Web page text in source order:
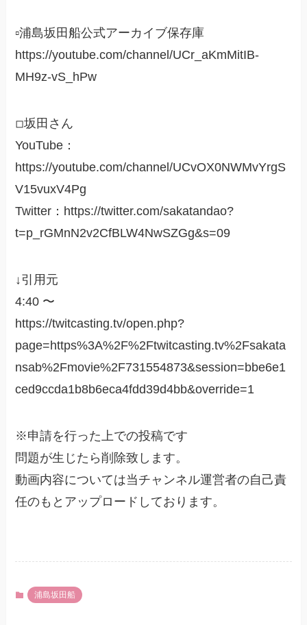
▫浦島坂田船公式アーカイブ保存庫
https://youtube.com/channel/UCr_aKmMitIB-
MH9z-vS_hPw
◽︎坂田さん
YouTube：
https://youtube.com/channel/UCvOX0NWMvYrgS
V15vuxV4Pg
Twitter：https://twitter.com/sakatandao?
t=p_rGMnN2v2CfBLW4NwSZGg&s=09
↓引用元
4:40 〜
https://twitcasting.tv/open.php?
page=https%3A%2F%2Ftwitcasting.tv%2Fsakata
nsab%2Fmovie%2F731554873&session=bbe6e1
ced9ccda1b8b6eca4fdd39d4bb&override=1
※申請を行った上での投稿です
問題が生じたら削除致します。
動画内容については当チャンネル運営者の自己責
任のもとアップロードしております。
浦島坂田船